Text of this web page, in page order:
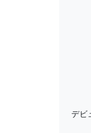
デビ